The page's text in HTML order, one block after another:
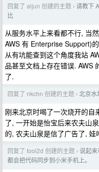
回复了 aljun 创建的主题 › 请教下
比
从服务水平上来看都不行, 当
AWS 有 Enterprise Support)
从有坑能查到这个角度我站
品甚至文档上存在错误. AWS
了.
回复了 nkchn 创建的主题 › 北京水
刚来北京时喝了一次烧开的
了, 一开始是怡宝后来农夫山
的, 农夫山泉是信了广告了,
回复了 tool2d 创建的主题 › 说起来
都会把代码同步到小米手机上。